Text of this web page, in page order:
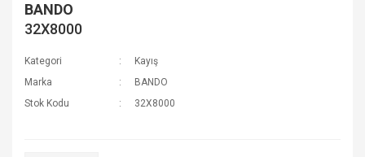
BANDO
32X8000
Kategori
Kayış
Marka
BANDO
Stok Kodu
32X8000